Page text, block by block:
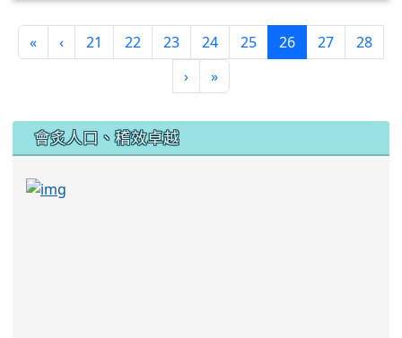
« ‹ 21 22 23 24 25 26(current)
27
28
›
»
會炙人口、稽效卓越